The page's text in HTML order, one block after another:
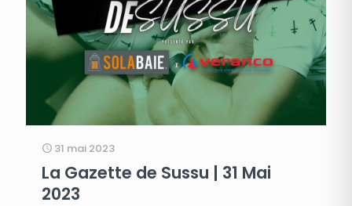
31 mai 2023
La Gazette de Sussu | 31 Mai
2023